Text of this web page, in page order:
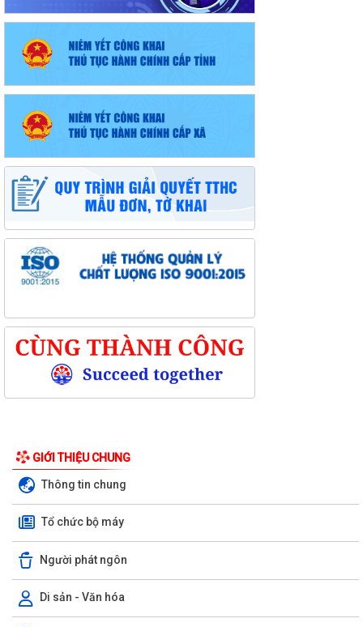
GIỚI THIỆU CHUNG
Thông tin chung
Tổ chức bộ máy
Người phát ngôn
Di sản - Văn hóa
Kỳ họp thứ ba (kỳ họp thường lệ giữa năm 2026) Hội đồng nhân dân